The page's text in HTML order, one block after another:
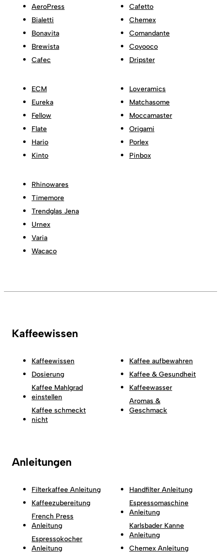
AeroPress
Bialetti
Bonavita
Brewista
Cafec
Cafetto
Chemex
Comandante
Coyooco
Dripster
ECM
Eureka
Fellow
Flate
Hario
Kinto
Loveramics
Matchasome
Moccamaster
Origami
Porlex
Pinbox
Rhinowares
Timemore
Trendglas Jena
Urnex
Varia
Wacaco
Kaffeewissen
Kaffeewissen
Dosierung
Kaffee Mahlgrad
einstellen
Kaffee schmeckt
nicht
Kaffee aufbewahren
Kaffee & Gesundheit
Kaffeewasser
Aromas &
Geschmack
Anleitungen
Filterkaffee Anleitung
Kaffeezubereitung
French Press
Anleitung
Espressokocher
Anleitung
Handfilter Anleitung
Espressomaschine
Anleitung
Karlsbader Kanne
Anleitung
Chemex Anleitung